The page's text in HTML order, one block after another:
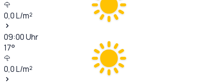
0,0L/m²
09:00Uhr
17°
0,0L/m²